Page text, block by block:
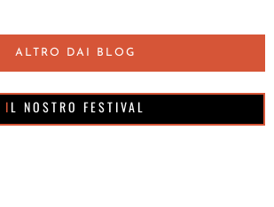
ALTRO DAI BLOG
IL NOSTRO FESTIVAL